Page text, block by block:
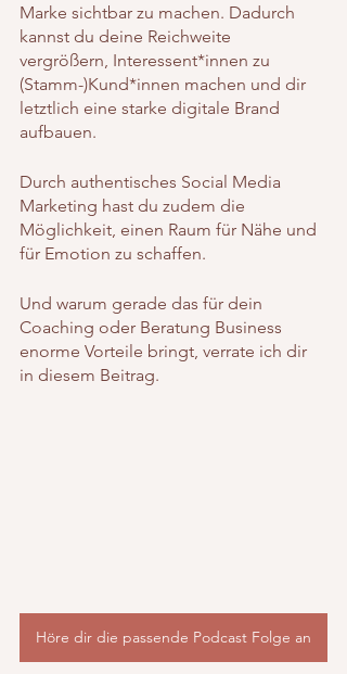
Marke sichtbar zu machen. Dadurch
kannst du deine Reichweite
vergrößern, Interessent*innen zu
(Stamm-)Kund*innen machen und dir
letztlich eine starke digitale Brand
aufbauen.
Durch authentisches Social Media
Marketing hast du zudem die
Möglichkeit, einen Raum für Nähe und
für Emotion zu schaffen.
Und warum gerade das für dein
Coaching oder Beratung Business
enorme Vorteile bringt, verrate ich dir
in diesem Beitrag.
Höre dir die passende Podcast Folge an